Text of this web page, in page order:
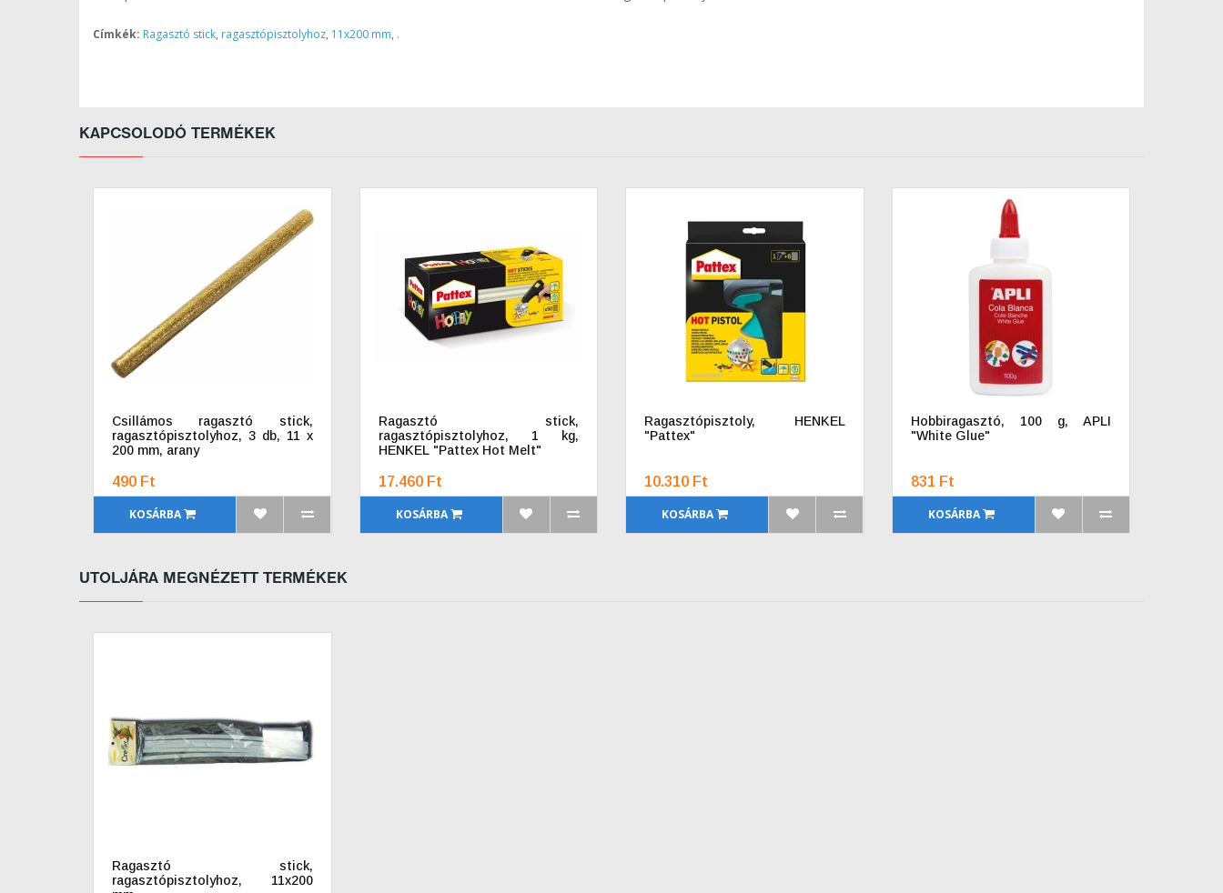
Címkék: Ragasztó stick, ragasztópisztolyhoz, 11x200 mm, .
KAPCSOLODÓ TERMÉKEK
Csillámos ragasztó stick,
ragasztópisztolyhoz, 3 db, 11 x
200 mm, arany
490 Ft
KOSÁRBA
Ragasztó stick,
ragasztópisztolyhoz, 1 kg,
HENKEL "Pattex Hot Melt"
17.460 Ft
KOSÁRBA
Ragasztópisztoly, HENKEL
"Pattex"
10.310 Ft
KOSÁRBA
Hobbiragasztó, 100 g, APLI
"White Glue"
831 Ft
KOSÁRBA
UTOLJÁRA MEGNÉZETT TERMÉKEK
Ragasztó stick,
ragasztópisztolyhoz, 11x200